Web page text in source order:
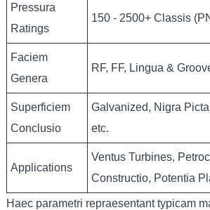
Pressura
Ratings
150 - 2500+ Classis
Faciem
Genera
RF, FF, Lingua &
Superficiem
Conclusio
Galvanized, Nigra
etc.
Applications
Ventus Turbines,
Constructio, Potentia
Haec parametri repraesentant typicam